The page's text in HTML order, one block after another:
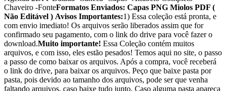
Chaveiro -FonteFormatos Enviados: Capas PNG Miolos PDF (
Não Editável ) Avisos Importantes:1) Essa coleção está pronta, e
com envio imediato! Os arquivos serão liberados assim que for
confirmado seu pagamento, com o link do drive para você fazer o
download.Muito importante! Essa Coleção contém muitos
arquivos, e com isso, eles estão pesados! Temos aqui no site, o passo
a passo de como baixar os arquivos. Após a compra, você receberá
o link do drive, para baixar os arquivos. Peço que baixe pasta por
pasta, pois devido ao tamanho dos arquivos, pode ser que venha
faltando arquivos, caso baixe tudo junto. Caso alguma pasta apareça